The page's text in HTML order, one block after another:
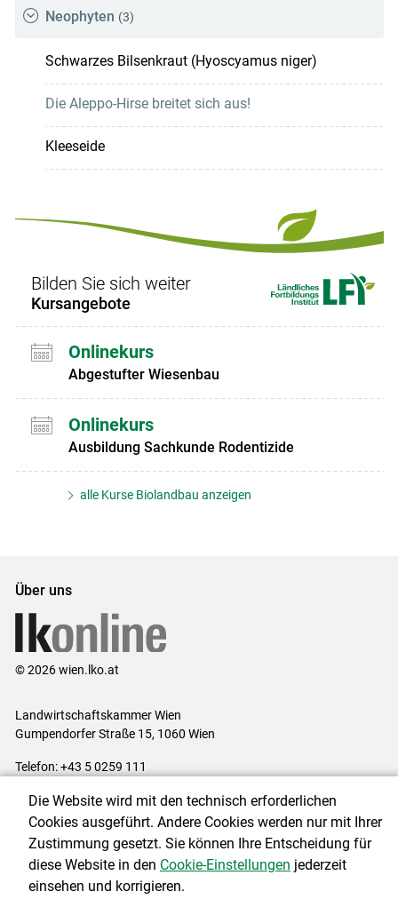
Neophyten (3)
Schwarzes Bilsenkraut (Hyoscyamus niger)
Die Aleppo-Hirse breitet sich aus!
Kleeseide
Bilden Sie sich weiter
Kursangebote
Onlinekurs
Abgestufter Wiesenbau
Onlinekurs
Ausbildung Sachkunde Rodentizide
alle Kurse Biolandbau anzeigen
Über uns
© 2026 wien.lko.at
Landwirtschaftskammer Wien
Gumpendorfer Straße 15, 1060 Wien
Telefon: +43 5 0259 111
Impressum|Kontakt|Datenschutzerklärung|Barrierefreiheit|
Cookie-Einstellungen
Die Website wird mit den technisch erforderlichen
Cookies ausgeführt. Andere Cookies werden nur mit Ihrer
Zustimmung gesetzt. Sie können Ihre Entscheidung für
diese Website in den Cookie-Einstellungen jederzeit
einsehen und korrigieren.